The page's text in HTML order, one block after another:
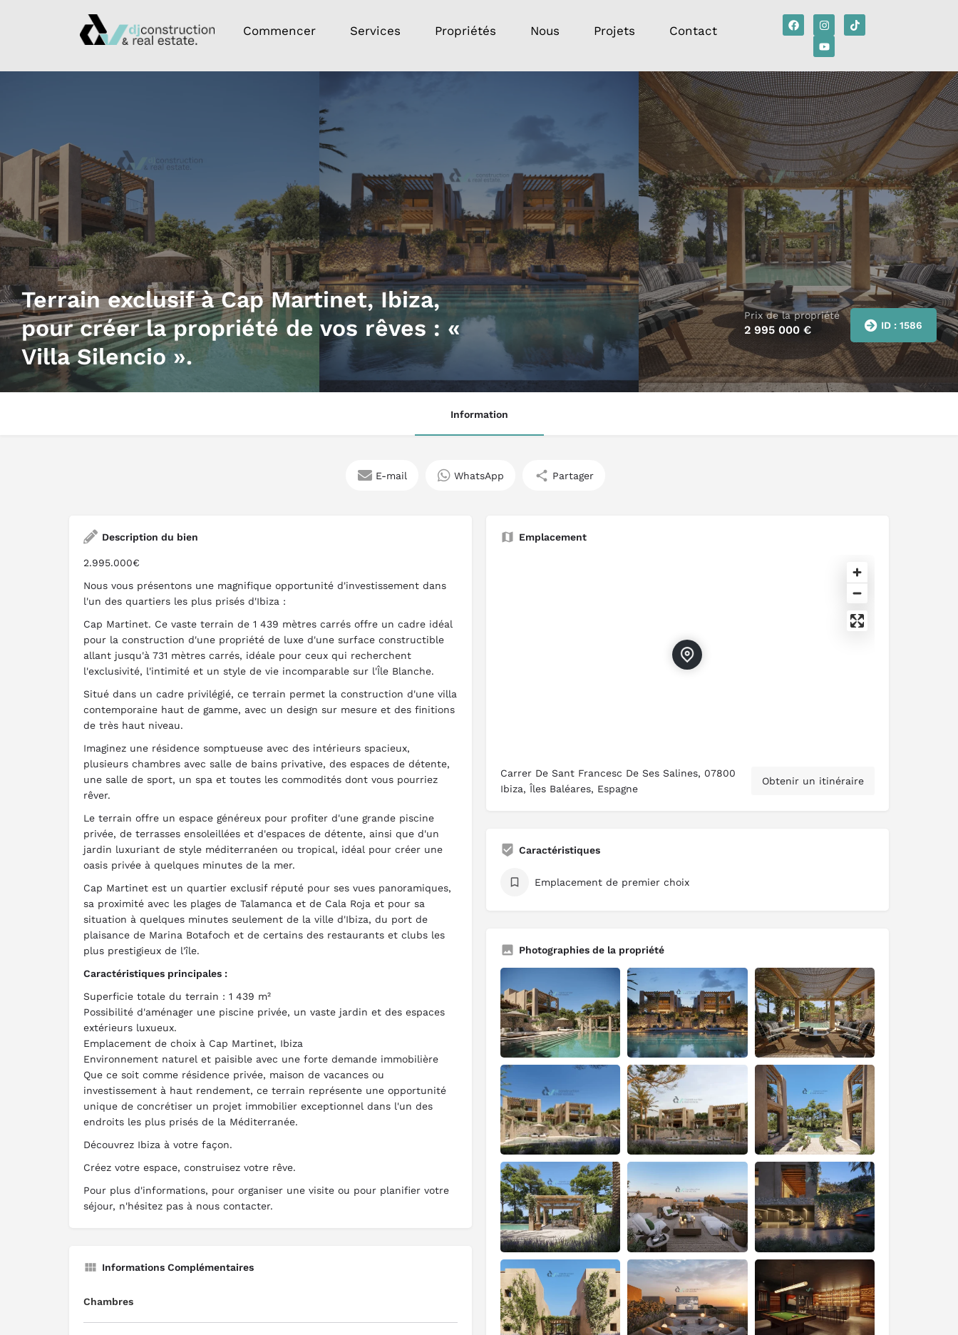
Commencer Services Propriétés Nous Projets Contact
Terrain exclusif à Cap Martinet, Ibiza,
pour créer la propriété de vos rêves : «
Villa Silencio ».
Prix de la propriété
2 995 000 € ID : 1586
Information
E-mail WhatsApp Partager
Description du bien
2.995.000€
Nous vous présentons une magnifique opportunité d'investissement dans
l'un des quartiers les plus prisés d'Ibiza :
Cap Martinet. Ce vaste terrain de 1 439 mètres carrés offre un cadre idéal
pour la construction d'une propriété de luxe d'une surface constructible
allant jusqu'à 731 mètres carrés, idéale pour ceux qui recherchent
l'exclusivité, l'intimité et un style de vie incomparable sur l'Île Blanche.
Situé dans un cadre privilégié, ce terrain permet la construction d'une villa
contemporaine haut de gamme, avec un design sur mesure et des finitions
de très haut niveau.
Imaginez une résidence somptueuse avec des intérieurs spacieux,
plusieurs chambres avec salle de bains privative, des espaces de détente,
une salle de sport, un spa et toutes les commodités dont vous pourriez
rêver.
Le terrain offre un espace généreux pour profiter d'une grande piscine
privée, de terrasses ensoleillées et d'espaces de détente, ainsi que d'un
jardin luxuriant de style méditerranéen ou tropical, idéal pour créer une
oasis privée à quelques minutes de la mer.
Cap Martinet est un quartier exclusif réputé pour ses vues panoramiques,
sa proximité avec les plages de Talamanca et de Cala Roja et pour sa
situation à quelques minutes seulement de la ville d'Ibiza, du port de
plaisance de Marina Botafoch et de certains des restaurants et clubs les
plus prestigieux de l'île.
Caractéristiques principales :
Superficie totale du terrain : 1 439 m²
Possibilité d'aménager une piscine privée, un vaste jardin et des espaces
extérieurs luxueux.
Emplacement de choix à Cap Martinet, Ibiza
Environnement naturel et paisible avec une forte demande immobilière
Que ce soit comme résidence privée, maison de vacances ou
investissement à haut rendement, ce terrain représente une opportunité
unique de concrétiser un projet immobilier exceptionnel dans l'un des
endroits les plus prisés de la Méditerranée.
Découvrez Ibiza à votre façon.
Créez votre espace, construisez votre rêve.
Pour plus d'informations, pour organiser une visite ou pour planifier votre
séjour, n'hésitez pas à nous contacter.
Informations Complémentaires
Chambres
Emplacement
Carrer De Sant Francesc De Ses Salines, 07800
Ibiza, Îles Baléares, Espagne
Obtenir un itinéraire
Caractéristiques
Emplacement de premier choix
Photographies de la propriété